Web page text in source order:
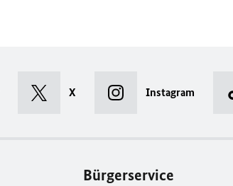
X Instagram
Bürgerservice